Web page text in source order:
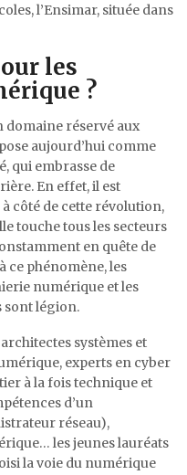
l’Ensimar, située dans
les
?
réservé aux
aujourd’hui comme
qui embrasse de
En effet, il est
côté de cette révolution,
touche tous les secteurs
en quête de
ce phénomène, les
numérique et les
sont légion.
systèmes et
experts en cyber
à la fois technique et
d’un
réseau),
les jeunes lauréats
la voie du numérique